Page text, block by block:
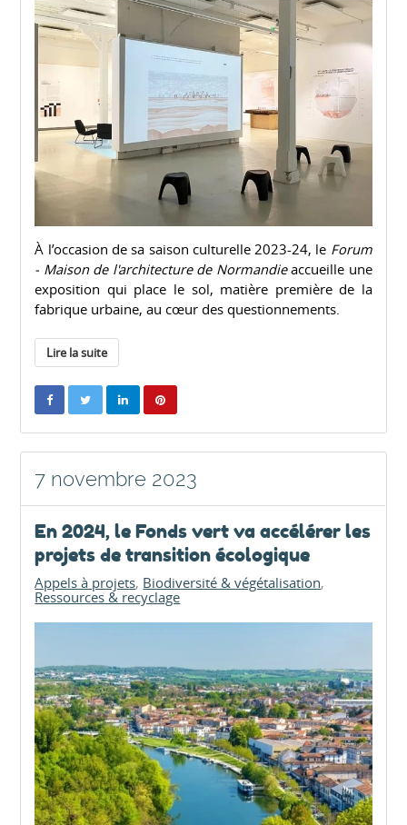
À l’occasion de sa saison culturelle 2023-24, le Forum
- Maison de l'architecture de Normandieaccueille une
exposition qui place le sol, matière première de la
fabrique urbaine, au cœur des questionnements.
Lire la suite
7 novembre 2023
En 2024, le Fonds vert va accélérer les
projets de transition écologique
Appels à projets Biodiversité & végétalisation
Ressources & recyclage